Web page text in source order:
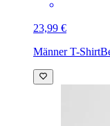
23,99 €
Männer T-Shirt